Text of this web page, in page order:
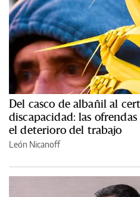
Del casco de albañil al
discapacidad: las
el deterioro del trabajo
León Nicanoff